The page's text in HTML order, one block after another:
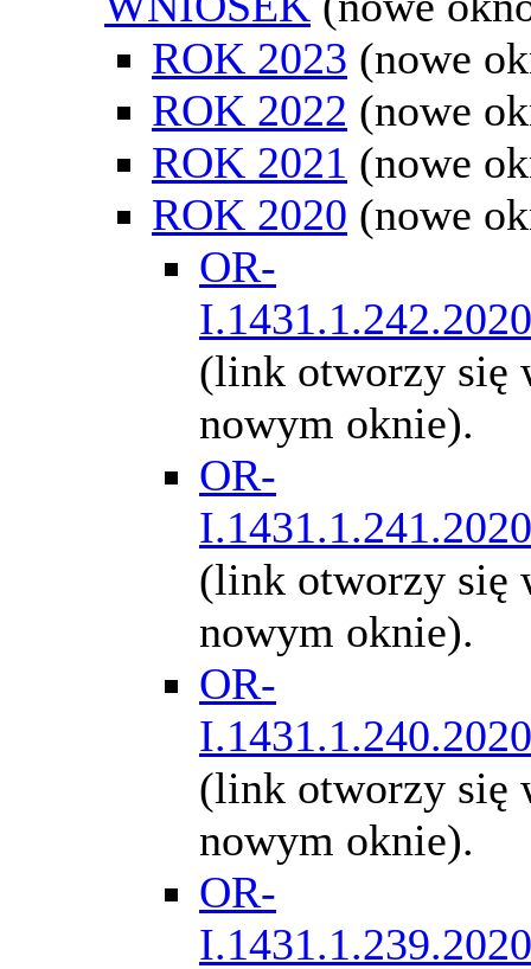
ROK 2023 (nowe
ROK 2022 (nowe
ROK 2021 (nowe
ROK 2020 (nowe
OR-
I.1431.1.242.2020
(link otworzy się
nowym oknie).
OR-
I.1431.1.241.2020
(link otworzy się
nowym oknie).
OR-
I.1431.1.240.2020
(link otworzy się
nowym oknie).
OR-
I.1431.1.239.2020